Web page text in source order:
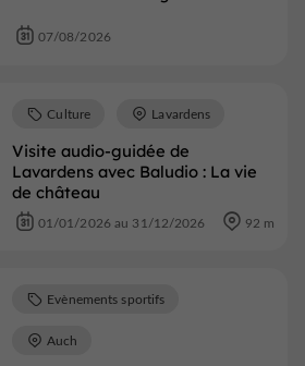
07/08/2026
Visite audio-guidée de
Lavardens avec Baludio : La vie
de château
Culture Lavardens
01/01/2026 au 31/12/2026 92 m
Evènements sportifs
Auch